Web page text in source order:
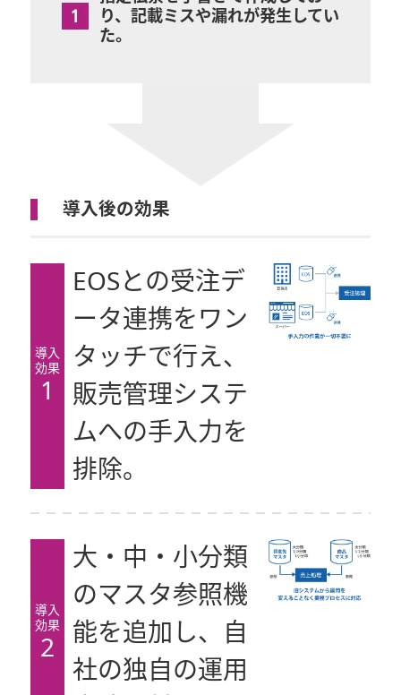
り、記載ミスや漏れが発生してい
た。
導入後の効果
導入
効果
1
EOSとの受注デ
ータ連携をワン
タッチで行え、
販売管理システ
ムへの手入力を
排除。
導入
効果
2
大・中・小分類
のマスタ参照機
能を追加し、自
社の独自の運用